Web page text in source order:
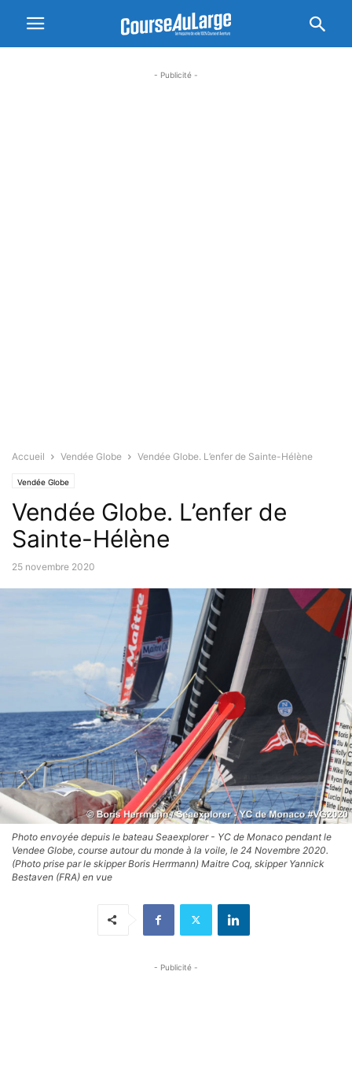
- Publicité -
Accueil Vendée Globe Vendée Globe. L’enfer de Sainte-Hélène
Vendée Globe
Vendée Globe. L’enfer de
Sainte-Hélène
25 novembre 2020
Photo envoyée depuis le bateau Seaexplorer - YC de Monaco pendant le
Vendee Globe, course autour du monde à la voile, le 24 Novembre 2020.
(Photo prise par le skipper Boris Herrmann) Maitre Coq, skipper Yannick
Bestaven (FRA) en vue
- Publicité -